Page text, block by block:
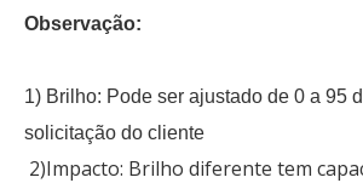
Observação:
1) Brilho: Pode ser ajustado de 0 a 95
solicitação do cliente
2)Impacto: Brilho diferente tem